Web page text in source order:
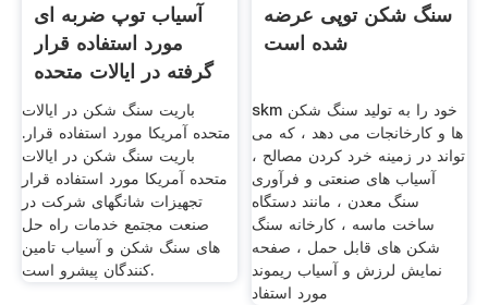
آسیاب توپ ضربه ای
مورد استفاده قرار
گرفته در ایالات متحده
است
باریت سنگ شکن در ایالات
متحده آمریکا مورد استفاده قرار.
باریت سنگ شکن در ایالات
متحده آمریکا مورد استفاده قرار
تجهیزات شانگهای شرکت در
صنعت مجتمع خدمات راه حل
های سنگ شکن و آسیاب تامین
کنندگان پیشرو است.
سنگ شکن توپی عرضه
شده است
skm خود را به تولید سنگ شکن
ها و کارخانجات می دهد ، که می
تواند در زمینه خرد کردن مصالح ،
آسیاب های صنعتی و فرآوری
سنگ معدن ، مانند دستگاه
ساخت ماسه ، کارخانه سنگ
شکن های قابل حمل ، صفحه
نمایش لرزش و آسیاب ریموند
مورد استفاد